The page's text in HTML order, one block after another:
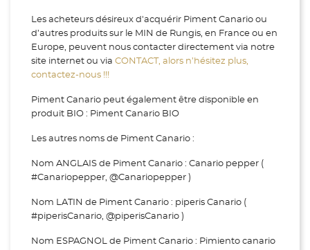
Les acheteurs désireux d'acquérir Piment Canario ou
d’autres produits sur le MIN de Rungis, en France ou en
Europe, peuvent nous contacter directement via notre
site internet ou via CONTACT, alors n’hésitez plus,
contactez-nous !!!
Piment Canario peut également être disponible en
produit BIO : Piment Canario BIO
Les autres noms de Piment Canario :
Nom ANGLAIS de Piment Canario : Canario pepper (
#Canariopepper, @Canariopepper )
Nom LATIN de Piment Canario : piperis Canario (
#piperisCanario, @piperisCanario )
Nom ESPAGNOL de Piment Canario : Pimiento canario